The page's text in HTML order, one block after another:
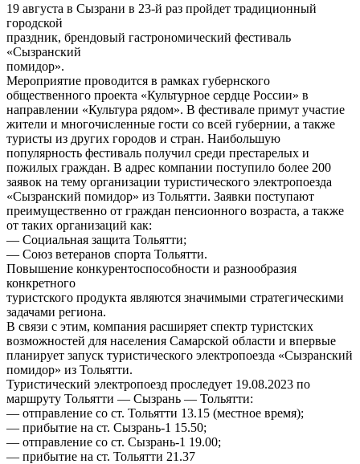
19 августа в Сызрани в 23-й раз пройдет традиционный
городской
праздник, брендовый гастрономический фестиваль
«Сызранский
помидор».
Мероприятие проводится в рамках губернского
общественного проекта «Культурное сердце России» в
направлении «Культура рядом». В фестивале примут участие
жители и многочисленные гости со всей губернии, а также
туристы из других городов и стран. Наибольшую
популярность фестиваль получил среди престарелых и
пожилых граждан. В адрес компании поступило более 200
заявок на тему организации туристического электропоезда
«Сызранский помидор» из Тольятти. Заявки поступают
преимущественно от граждан пенсионного возраста, а также
от таких организаций как:
— Социальная защита Тольятти;
— Союз ветеранов спорта Тольятти.
Повышение конкурентоспособности и разнообразия
конкретного
туристского продукта являются значимыми стратегическими
задачами региона.
В связи с этим, компания расширяет спектр туристских
возможностей для населения Самарской области и впервые
планирует запуск туристического электропоезда «Сызранский
помидор» из Тольятти.
Туристический электропоезд проследует 19.08.2023 по
маршруту Тольятти — Сызрань — Тольятти:
— отправление со ст. Тольятти 13.15 (местное время);
— прибытие на ст. Сызрань-1 15.50;
— отправление со ст. Сызрань-1 19.00;
— прибытие на ст. Тольятти 21.37